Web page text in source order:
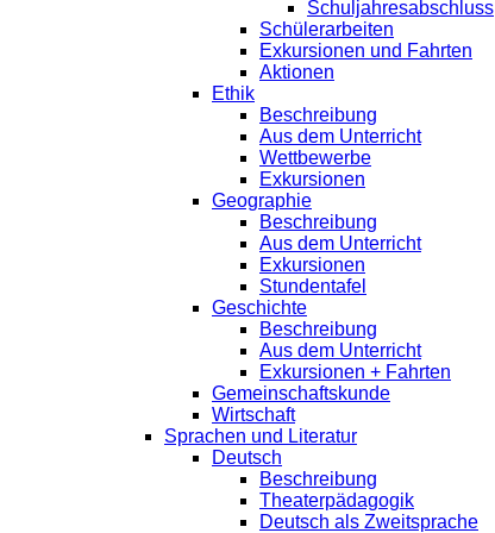
Schuljahresabschluss
Schülerarbeiten
Exkursionen und Fahrten
Aktionen
Ethik
Beschreibung
Aus dem Unterricht
Wettbewerbe
Exkursionen
Geographie
Beschreibung
Aus dem Unterricht
Exkursionen
Stundentafel
Geschichte
Beschreibung
Aus dem Unterricht
Exkursionen + Fahrten
Gemeinschaftskunde
Wirtschaft
Sprachen und Literatur
Deutsch
Beschreibung
Theaterpädagogik
Deutsch als Zweitsprache